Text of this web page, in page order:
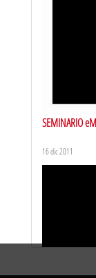
BECARIOS
SEMINARIO
16 dic 2011